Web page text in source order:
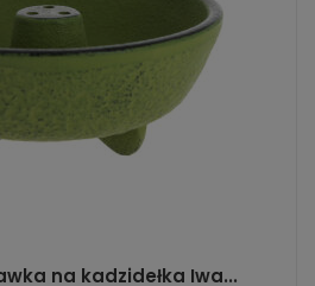
na kadzidełka Iwa...